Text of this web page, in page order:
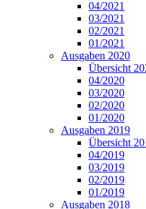
04/2021
03/2021
02/2021
01/2021
Ausgaben 2020
Übersicht
04/2020
03/2020
02/2020
01/2020
Ausgaben 2019
Übersicht
04/2019
03/2019
02/2019
01/2019
Ausgaben 2018